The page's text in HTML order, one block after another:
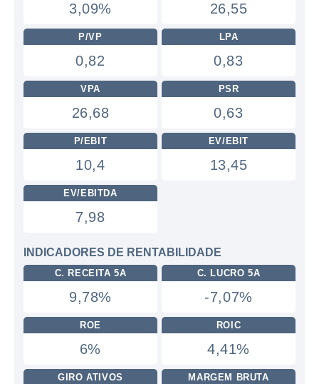
3,09% 26,55
P/VP
0,82
LPA
0,83
VPA
26,68
PSR
0,63
P/EBIT
10,4
EV/EBIT
13,45
EV/EBITDA
7,98
INDICADORES DE RENTABILIDADE
C. RECEITA 5A
9,78%
C. LUCRO 5A
-7,07%
ROE
6%
ROIC
4,41%
GIRO ATIVOS MARGEM BRUTA